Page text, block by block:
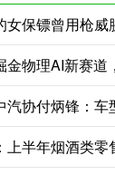
上半年烟酒类